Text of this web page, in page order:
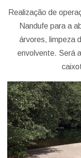
Realização de
Nandufe para a
árvores, limpeza
envolvente. Será